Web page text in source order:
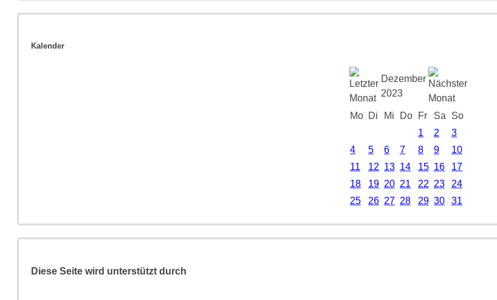
Kalender
Dezember
2023
Mo Di Mi Do Fr Sa
So
1
2
3
4
5 6 7 8 9
10
11
12 13 14 15 16
17
18
19 20 21 22 23
24
25
26 27 28 29 30 31
Diese Seite wird unterstützt durch